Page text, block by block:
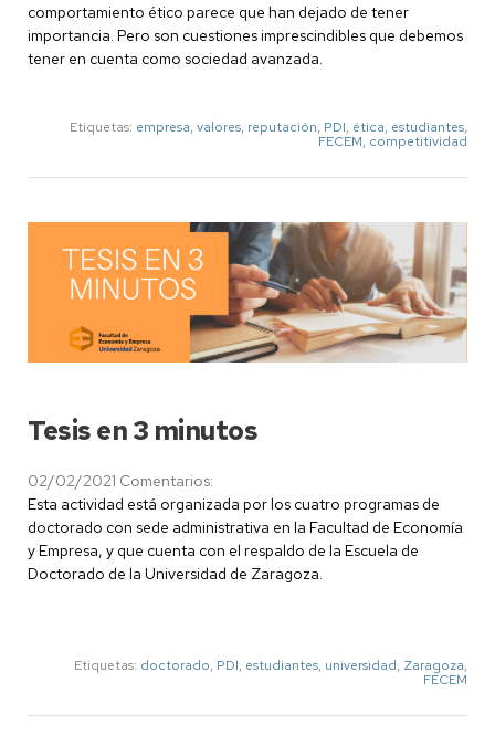
comportamiento ético parece que han dejado de tener
importancia. Pero son cuestiones imprescindibles que debemos
tener en cuenta como sociedad avanzada.
Etiquetas: empresa, valores, reputación, PDI, ética, estudiantes,
FECEM, competitividad
Tesis en 3 minutos
02/02/2021 Comentarios:
Esta actividad está organizada por los cuatro programas de
doctorado con sede administrativa en la Facultad de Economía
y Empresa, y que cuenta con el respaldo de la Escuela de
Doctorado de la Universidad de Zaragoza.
Etiquetas: doctorado, PDI, estudiantes, universidad, Zaragoza,
FECEM